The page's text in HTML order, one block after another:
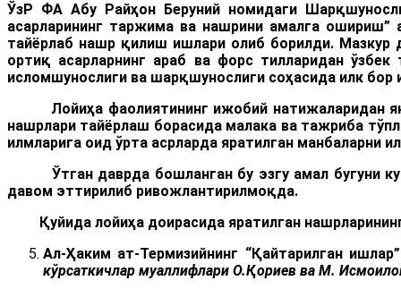
ЎзР ФА Абу Райҳон Беруний номидаги
асарларининг таржима ва нашрини амалга ошириш”
тайёрлаб нашр қилиш ишлари олиб борилди. Мазкур
ортиқ асарларнинг араб ва форс тилларидан
исломшунослиги ва шарқшунослиги соҳасида илк бор
Лойиҳа фаолиятининг ижобий натижаларидан яна
нашрлари тайёрлаш борасида малака ва тажриба
илмларига оид ўрта асрларда яратилган
Ўтган даврда бошланган бу эзгу амал бугуни
давом эттирилиб ривожлантирилмоқда.
Қуйида лойиҳа доирасида яратилган
Ал-Ҳаким ат-Термизийнинг “Қайтарилган
кўрсаткичлар муаллифлари О.Қориев ва М.